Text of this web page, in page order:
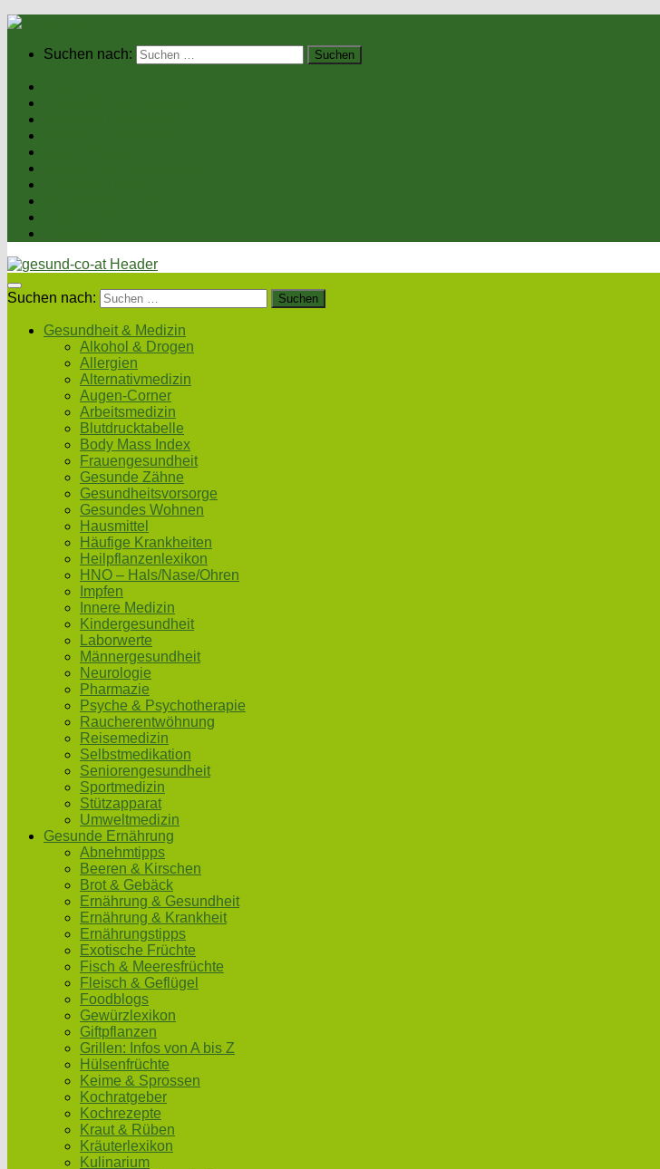
Suchen nach:
Suchen nach:
Gesundheit & Medizin
Alkohol & Drogen
Allergien
Alternativmedizin
Augen-Corner
Arbeitsmedizin
Blutdrucktabelle
Body Mass Index
Frauengesundheit
Gesunde Zähne
Gesundheitsvorsorge
Gesundes Wohnen
Hausmittel
Häufige Krankheiten
Heilpflanzenlexikon
HNO – Hals/Nase/Ohren
Impfen
Innere Medizin
Kindergesundheit
Laborwerte
Männergesundheit
Neurologie
Pharmazie
Psyche & Psychotherapie
Raucherentwöhnung
Reisemedizin
Selbstmedikation
Seniorengesundheit
Sportmedizin
Stützapparat
Umweltmedizin
Gesunde Ernährung
Abnehmtipps
Beeren & Kirschen
Brot & Gebäck
Ernährung & Gesundheit
Ernährung & Krankheit
Ernährungstipps
Exotische Früchte
Fisch & Meeresfrüchte
Fleisch & Geflügel
Foodblogs
Gewürzlexikon
Giftpflanzen
Grillen: Infos von A bis Z
Hülsenfrüchte
Keime & Sprossen
Kochratgeber
Kochrezepte
Kraut & Rüben
Kräuterlexikon
Kulinarium